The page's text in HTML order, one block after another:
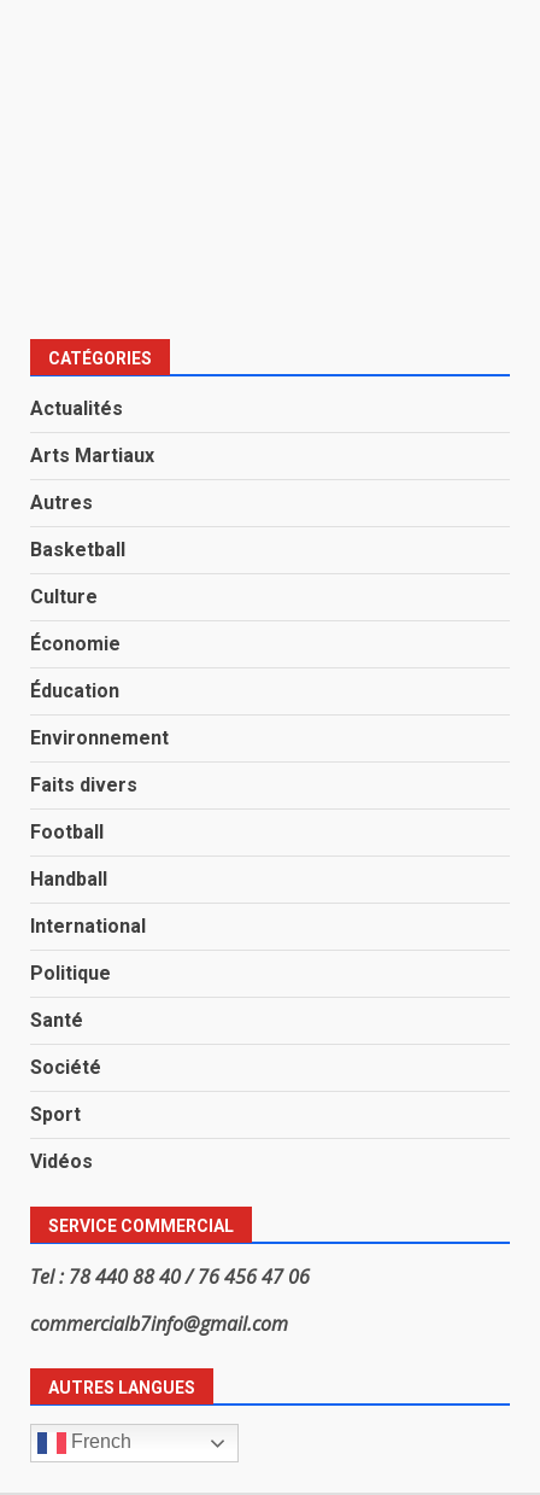
CATÉGORIES
Actualités
Arts Martiaux
Autres
Basketball
Culture
Économie
Éducation
Environnement
Faits divers
Football
Handball
International
Politique
Santé
Société
Sport
Vidéos
SERVICE COMMERCIAL
Tel : 78 440 88 40 / 76 456 47 06
commercialb7info@gmail.com
AUTRES LANGUES
French